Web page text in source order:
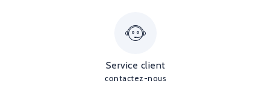
Service client
contactez-nous